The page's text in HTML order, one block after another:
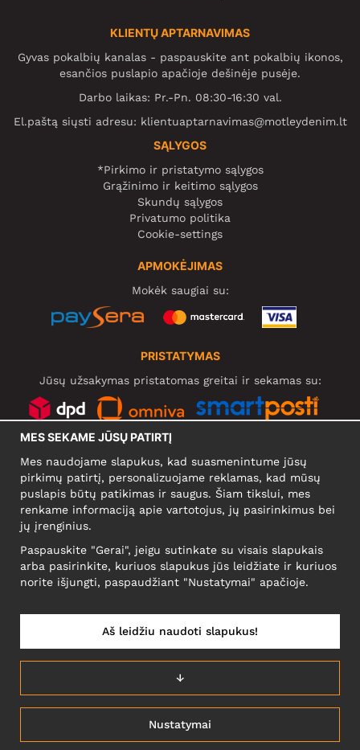
KLIENTŲ APTARNAVIMAS
Gyvas pokalbių kanalas - paspauskite ant pokalbių ikonos,
esančios puslapio apačioje dešinėje pusėje.
Darbo laikas: Pr.-Pn. 08:30-16:30 val.
El.paštą siųsti adresu: klientuaptarnavimas@motleydenim.lt
SĄLYGOS
*Pirkimo ir pristatymo sąlygos
Grąžinimo ir keitimo sąlygos
Skundų sąlygos
Privatumo politika
Cookie-settings
APMOKĖJIMAS
Mokėk saugiai su:
PRISTATYMAS
Jūsų užsakymas pristatomas greitai ir sekamas su:
KOMPANIJA
Narva mnt 5, EE-10117 Tallinn
Reg: 12356245
LIETUVĄ/LIETUVIŲ
MES SEKAME JŪSŲ PATIRTĮ
Mes naudojame slapukus, kad suasmenintume jūsų
pirkimų patirtį, personalizuojame reklamas, kad mūsų
puslapis būtų patikimas ir saugus. Šiam tikslui, mes
renkame informaciją apie vartotojus, jų pasirinkimus bei
jų įrenginius.
Paspauskite "Gerai", jeigu sutinkate su visais slapukais
arba pasirinkite, kuriuos slapukus jūs leidžiate ir kuriuos
norite išjungti, paspaudžiant "Nustatymai" apačioje.
Nustatymai
↓
Aš leidžiu naudoti slapukus!